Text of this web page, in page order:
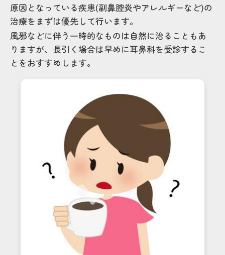
原因となっている疾患(副鼻腔炎やアレルギーなど)の
治療をまずは優先して行います。
風邪などに伴う一時的なものは自然に治ることもあ
りますが、長引く場合は早めに耳鼻科を受診するこ
とをおすすめします。